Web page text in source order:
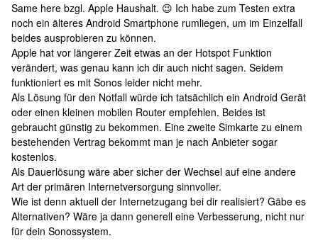
Same here bzgl. Apple Haushalt. 😉 Ich habe zum Testen extra
noch ein älteres Android Smartphone rumliegen, um im Einzelfall
beides ausprobieren zu können.
Apple hat vor längerer Zeit etwas an der Hotspot Funktion
verändert, was genau kann ich dir auch nicht sagen. Seidem
funktioniert es mit Sonos leider nicht mehr.
Als Lösung für den Notfall würde ich tatsächlich ein Android Gerät
oder einen kleinen mobilen Router empfehlen. Beides ist
gebraucht günstig zu bekommen. Eine zweite Simkarte zu einem
bestehenden Vertrag bekommt man je nach Anbieter sogar
kostenlos.
Als Dauerlösung wäre aber sicher der Wechsel auf eine andere
Art der primären Internetversorgung sinnvoller.
Wie ist denn aktuell der Internetzugang bei dir realisiert? Gäbe es
Alternativen? Wäre ja dann generell eine Verbesserung, nicht nur
für dein Sonossystem.